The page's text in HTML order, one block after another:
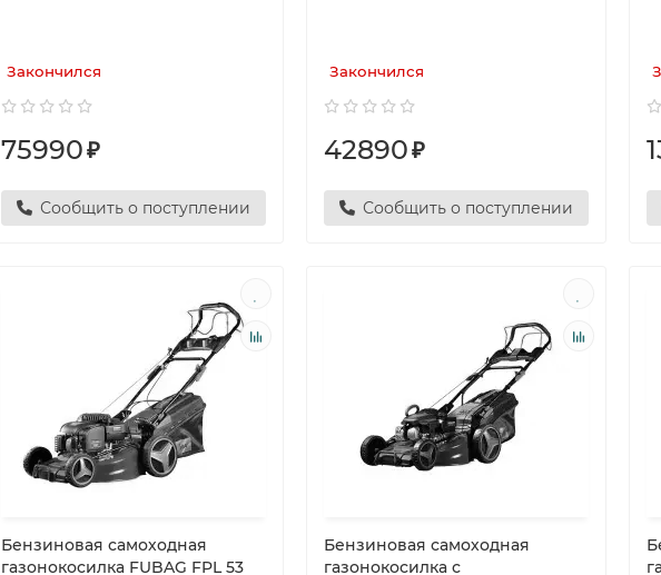
Закончился
75990₽
Сообщить о поступлении
Закончился
42890₽
Сообщить о поступлении
Бензиновая самоходная
газонокосилка FUBAG FPL 53
Бензиновая самоходная
газонокосилка с